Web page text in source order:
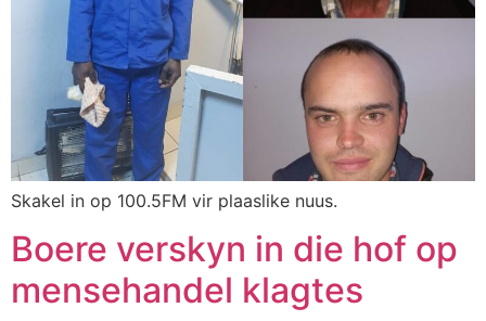
Skakel in op 100.5FM vir plaaslike nuus.
Boere verskyn in die hof op
mensehandel klagtes